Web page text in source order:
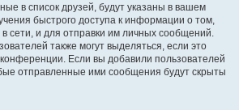
в список друзей, будут указаны в вашем
быстрого доступа к информации о том,
сети, и для отправки им личных сообщений.
также могут выделяться, если это
Если вы добавили пользователей
отправленные ими сообщения будут скрыты